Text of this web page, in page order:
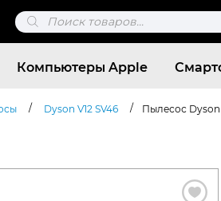
Поиск
товаров
Компьютеры Apple
/ Dyson V12 SV46 / Пылесос Dyson